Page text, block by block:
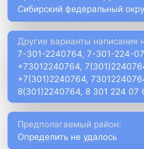
Сибирский федеральный
Другие варианты написания
7-301-2240764, 7-301-224-
+73012240764,
+7(301)2240764,
8(301)2240764, 8 301 224 07
Предполагаемый район:
Определить не удалось